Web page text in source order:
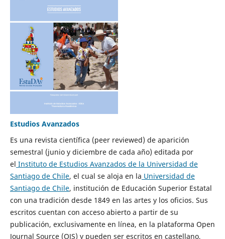
Estudios Avanzados
Es una revista científica (peer reviewed) de aparición
semestral (junio y diciembre de cada año) editada por
el Instituto de Estudios Avanzados de la Universidad de
Santiago de Chile, el cual se aloja en la Universidad de
Santiago de Chile, institución de Educación Superior Estatal
con una tradición desde 1849 en las artes y los oficios. Sus
escritos cuentan con acceso abierto a partir de su
publicación, exclusivamente en línea, en la plataforma Open
Journal Source (OJS) y pueden ser escritos en castellano,